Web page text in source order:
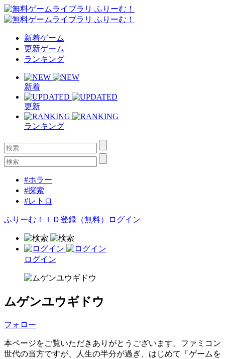
新着ゲーム
更新ゲーム
ランキング
新着
更新
ランキング
#ホラー
#探索
#レトロ
ふりーむ！ＩＤ登録（無料） ログイン
ログイン
ムゲンユウギドウ
フォロー
本ページをご覧いただきありがとうございます。ファミコン
世代の当方ですが、人生の半分が過ぎ、はじめて「ゲームを